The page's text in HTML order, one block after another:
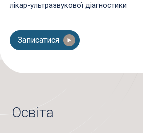
лікар-ультразвукової діагностики
Записатися
Освіта